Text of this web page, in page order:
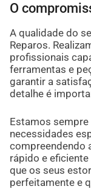
O
A qualidade do
Reparos.
profissionais
ferramentas e
garantir a
detalhe é
Estamos
necessidades
compreendendo
rápido e
que os seus
perfeitamente e